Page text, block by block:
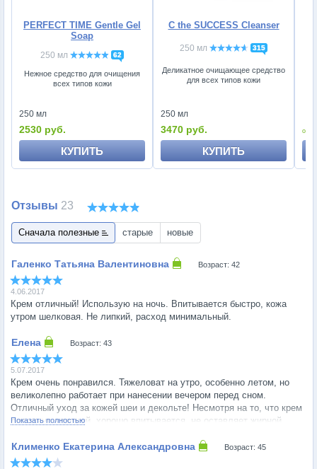
PERFECT TIME Gentle Gel
Soap
250 мл 62
Нежное средство для очищения
всех типов кожи
250 мл
2530 руб.
КУПИТЬ
C the SUCCESS Cleanser
250 мл 315
Деликатное очищающее средство
для всех типов кожи
250 мл
3470 руб.
КУПИТЬ
Отзывы 23
Сначала полезные старые новые
Возраст: 42
4.06.2017
Крем отличный! Использую на ночь. Впитывается быстро, кожа
утром шелковая. Не липкий, расход минимальный.
Возраст: 43
5.07.2017
Крем очень понравился. Тяжеловат на утро, особенно летом, но
великолепно работает при нанесении вечером перед сном.
Отличный уход за кожей шеи и декольте! Несмотря на то, что крем
довольно плотный, хорошо впитывается, не оставляет жирной
Показать полностью
Возраст: 45